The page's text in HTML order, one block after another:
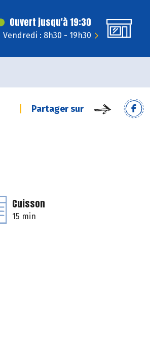
Ouvert jusqu'à 19:30
Vendredi : 8h30 - 19h30
Partager sur
Cuisson
15 min